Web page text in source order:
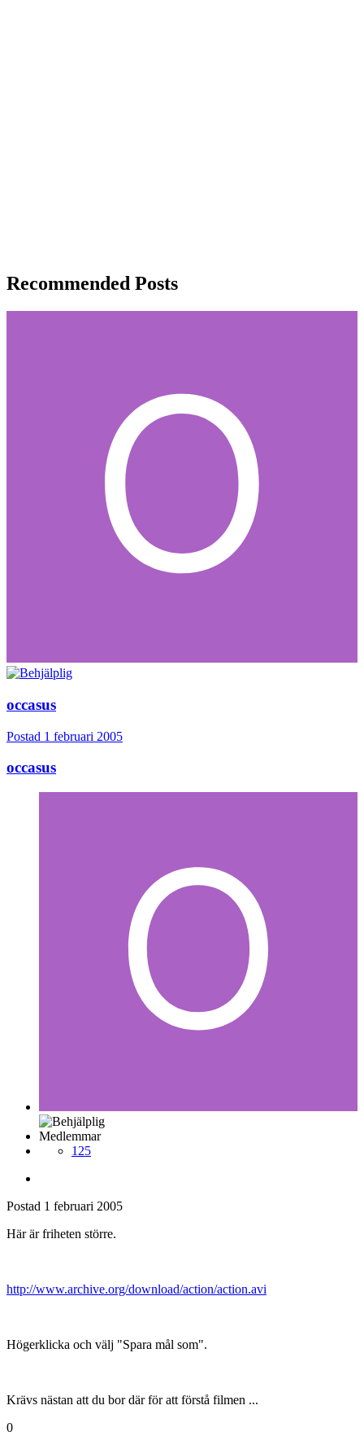
Recommended Posts
occasus
Postad 1 februari 2005
occasus
Medlemmar
125
Postad 1 februari 2005
Här är friheten större.
http://www.archive.org/download/action/action.avi
Högerklicka och välj "Spara mål som".
Krävs nästan att du bor där för att förstå filmen ...
0